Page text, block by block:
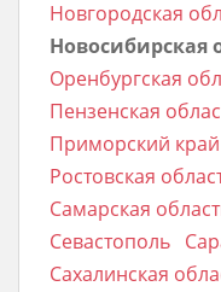
Новгородская
Новосибирская
Оренбургская
Пензенская
Приморский край
Ростовская
Самарская
Севастополь
Сахалинская